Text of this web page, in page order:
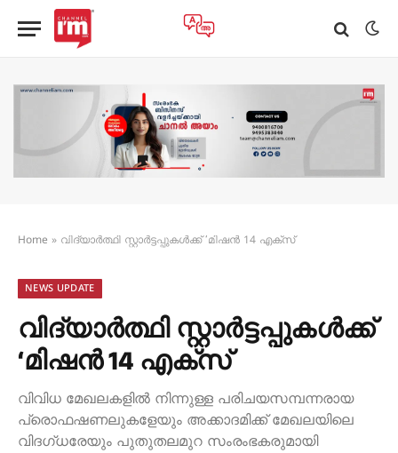
Home » വിദ്യാർത്ഥി സ്റ്റാർട്ടപ്പുകൾക്ക് ‘മിഷന്‍ 14 എക്സ്
NEWS UPDATE
വിദ്യാർത്ഥി സ്റ്റാർട്ടപ്പുകൾക്ക്
‘മിഷന്‍ 14 എക്സ്
വിവിധ മേഖലകളില്‍ നിന്നുള്ള പരിചയസമ്പന്നരായ
പ്രൊഫഷണലുകളേയും അക്കാദമിക്ക് മേഖലയിലെ
വിദഗ്ധരേയും പുതുതലമുറ സംരംഭകരുമായി